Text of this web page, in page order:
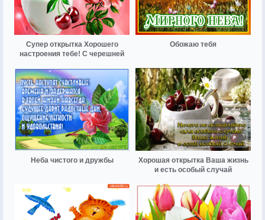
Супер открытка Хорошего
настроения тебе! С черешней
Обожаю тебя
Неба чистого и дружбы
Хорошая открытка Ваша жизнь
и есть особый случай